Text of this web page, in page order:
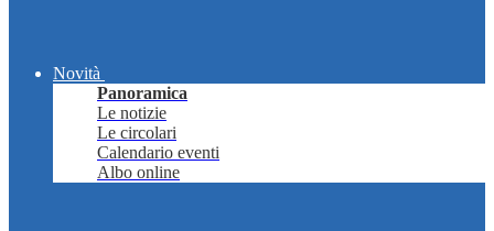
Novità
Panoramica
Le notizie
Le circolari
Calendario eventi
Albo online